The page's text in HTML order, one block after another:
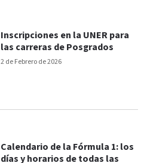
2 de Febrero de 2026
Inscripciones en la UNER para
las carreras de Posgrados
Calendario de la Fórmula 1: los
días y horarios de todas las